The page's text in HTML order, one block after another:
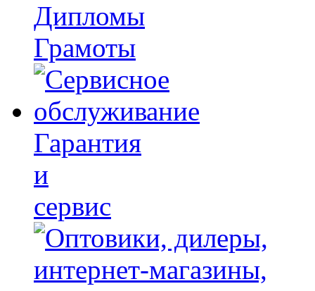
Дипломы
Грамоты
Гарантия
и
сервис